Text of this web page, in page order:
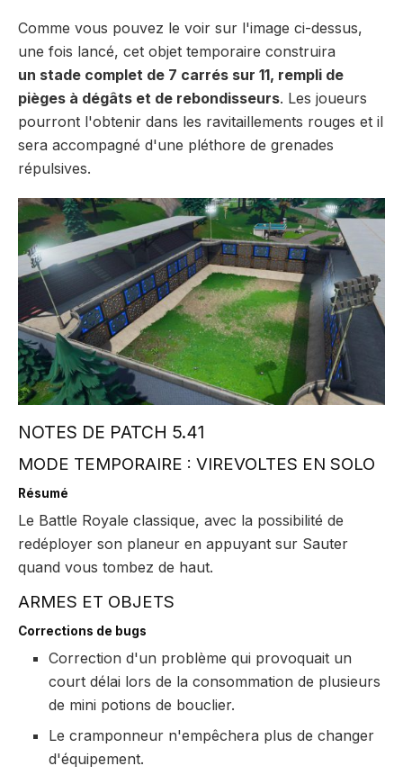
Comme vous pouvez le voir sur l'image ci-dessus,
une fois lancé, cet objet temporaire construira
un stade complet de 7 carrés sur 11, rempli de
pièges à dégâts et de rebondisseurs. Les joueurs
pourront l'obtenir dans les ravitaillements rouges et il
sera accompagné d'une pléthore de grenades
répulsives.
NOTES DE PATCH 5.41
MODE TEMPORAIRE : VIREVOLTES EN SOLO
Résumé
Le Battle Royale classique, avec la possibilité de
redéployer son planeur en appuyant sur Sauter
quand vous tombez de haut.
ARMES ET OBJETS
Corrections de bugs
Correction d'un problème qui provoquait un
court délai lors de la consommation de plusieurs
de mini potions de bouclier.
Le cramponneur n'empêchera plus de changer
d'équipement.